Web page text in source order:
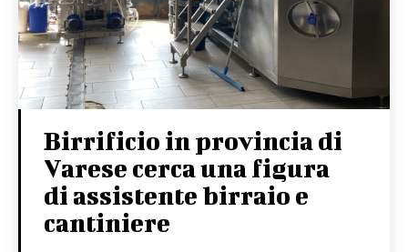
Birrificio in provincia di
Varese cerca una figura
di assistente birraio e
cantiniere